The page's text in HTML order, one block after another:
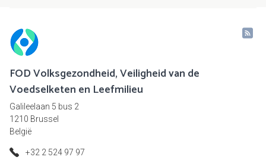
FOD Volksgezondheid, Veiligheid van de
Voedselketen en Leefmilieu
Galileelaan 5 bus 2
1210 Brussel
België
+32 2 524 97 97